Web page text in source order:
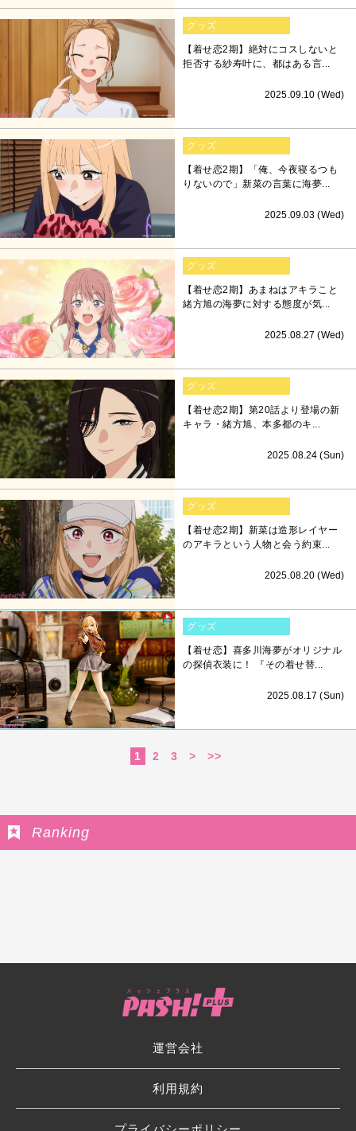
グッズ
【着せ恋2期】絶対にコスしないと
拒否する紗寿叶に、都はある言...
2025.09.10 (Wed)
グッズ
【着せ恋2期】「俺、今夜寝るつも
りないので」新菜の言葉に海夢...
2025.09.03 (Wed)
グッズ
【着せ恋2期】あまねはアキラこと
緒方旭の海夢に対する態度が気...
2025.08.27 (Wed)
グッズ
【着せ恋2期】第20話より登場の新
キャラ・緒方旭、本多都のキ...
2025.08.24 (Sun)
グッズ
【着せ恋2期】新菜は造形レイヤー
のアキラという人物と会う約束...
2025.08.20 (Wed)
グッズ
【着せ恋】喜多川海夢がオリジナル
の探偵衣装に！ 『その着せ替...
2025.08.17 (Sun)
1 2 3 > >>
Ranking
運営会社
利用規約